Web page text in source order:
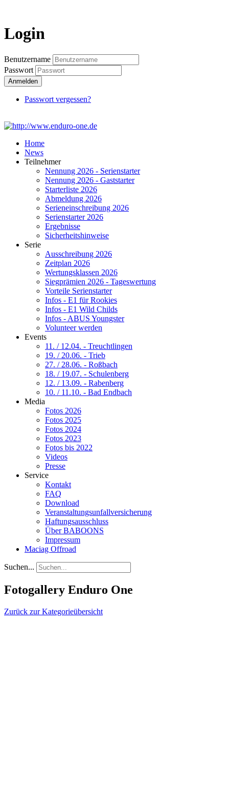
Login
Benutzername
Passwort
Anmelden
Passwort vergessen?
Home
News
Teilnehmer
Nennung 2026 - Serienstarter
Nennung 2026 - Gaststarter
Starterliste 2026
Abmeldung 2026
Serieneinschreibung 2026
Serienstarter 2026
Ergebnisse
Sicherheitshinweise
Serie
Ausschreibung 2026
Zeitplan 2026
Wertungsklassen 2026
Siegprämien 2026 - Tageswertung
Vorteile Serienstarter
Infos - E1 für Rookies
Infos - E1 Wild Childs
Infos - ABUS Youngster
Volunteer werden
Events
11. / 12.04. - Treuchtlingen
19. / 20.06. - Trieb
27. / 28.06. - Roßbach
18. / 19.07. - Schulenberg
12. / 13.09. - Rabenberg
10. / 11.10. - Bad Endbach
Media
Fotos 2026
Fotos 2025
Fotos 2024
Fotos 2023
Fotos bis 2022
Videos
Presse
Service
Kontakt
FAQ
Download
Veranstaltungsunfallversicherung
Haftungsausschluss
Über BABOONS
Impressum
Maciag Offroad
Suchen...
Fotogallery Enduro One
Zurück zur Kategorieübersicht